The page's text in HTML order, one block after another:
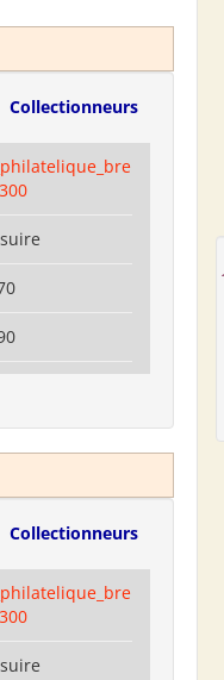
Collectionneurs
Collectionneurs